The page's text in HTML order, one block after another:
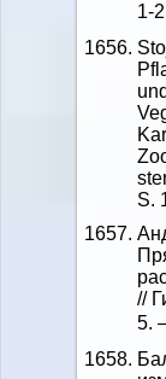
1-
S.
//
5.